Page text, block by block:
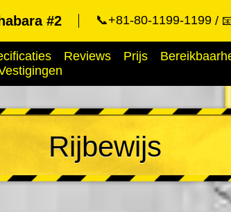
#2 📞+81-80-1199-1199
Reviews Prijs
Rijbewijs